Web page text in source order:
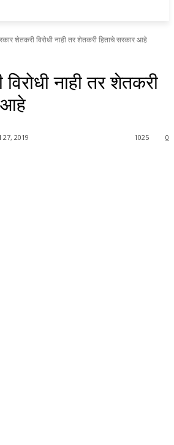
शेतकरी विरोधी नाही तर शेतकरी हिताचे सरकार आहे
नाही तर शेतकरी
आहे
2019 0
1025